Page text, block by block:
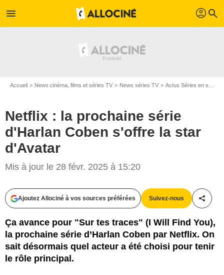
menu profil search
Accueil News cinéma, films et séries TV News séries TV Actus Séries en streaming
Netflix : la prochaine série
d'Harlan Coben s'offre la star
d'Avatar
Mis à jour le 28 févr. 2025 à 15:20
Ajoutez Allociné à vos sources préférées Suivez-nous
Ça avance pour "Sur tes traces" (I Will Find You),
la prochaine série d’Harlan Coben par Netflix. On
sait désormais quel acteur a été choisi pour tenir
le rôle principal.